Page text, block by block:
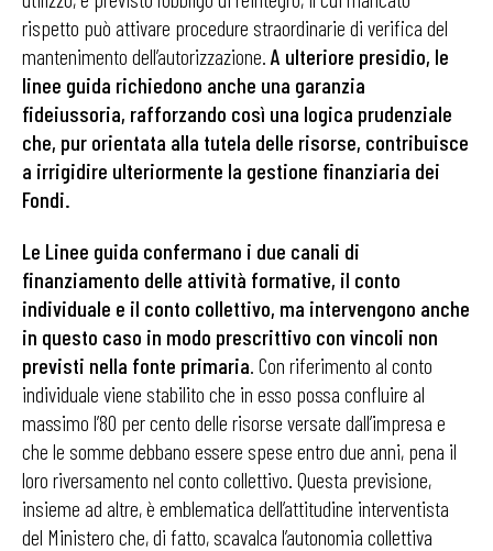
rispetto può attivare procedure straordinarie di verifica del
mantenimento dell’autorizzazione. A ulteriore presidio, le
linee guida richiedono anche una garanzia
fideiussoria, rafforzando così una logica prudenziale
che, pur orientata alla tutela delle risorse, contribuisce
a irrigidire ulteriormente la gestione finanziaria dei
Fondi.
Le Linee guida confermano i due canali di
finanziamento delle attività formative, il conto
individuale e il conto collettivo, ma intervengono anche
in questo caso in modo prescrittivo con vincoli non
previsti nella fonte primaria. Con riferimento al conto
individuale viene stabilito che in esso possa confluire al
massimo l’80 per cento delle risorse versate dall’impresa e
che le somme debbano essere spese entro due anni, pena il
loro riversamento nel conto collettivo. Questa previsione,
insieme ad altre, è emblematica dell’attitudine interventista
del Ministero che, di fatto, scavalca l’autonomia collettiva